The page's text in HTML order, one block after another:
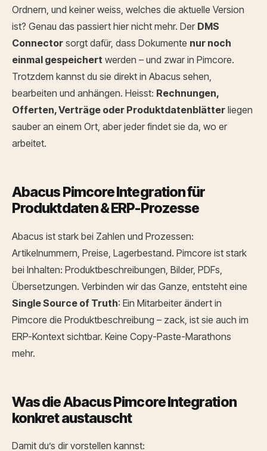
Ordnern, und keiner weiss, welches die aktuelle Version
ist? Genau das passiert hier nicht mehr. Der DMS
Connector sorgt dafür, dass Dokumente nur noch
einmal gespeichert werden – und zwar in Pimcore.
Trotzdem kannst du sie direkt in Abacus sehen,
bearbeiten und anhängen. Heisst: Rechnungen,
Offerten, Verträge oder Produktdatenblätter liegen
sauber an einem Ort, aber jeder findet sie da, wo er
arbeitet.
Abacus Pimcore Integration für
Produktdaten & ERP-Prozesse
Abacus ist stark bei Zahlen und Prozessen:
Artikelnummern, Preise, Lagerbestand. Pimcore ist stark
bei Inhalten: Produktbeschreibungen, Bilder, PDFs,
Übersetzungen. Verbinden wir das Ganze, entsteht eine
Single Source of Truth: Ein Mitarbeiter ändert in
Pimcore die Produktbeschreibung – zack, ist sie auch im
ERP-Kontext sichtbar. Keine Copy-Paste-Marathons
mehr.
Was die Abacus Pimcore Integration
konkret austauscht
Damit du’s dir vorstellen kannst: